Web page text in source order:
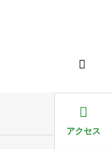
アクセス